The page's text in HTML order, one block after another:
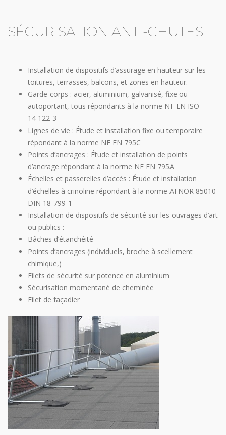
SÉCURISATION ANTI-CHUTES
Installation de dispositifs d’assurage en hauteur sur les
toitures, terrasses, balcons, et zones en hauteur.
Garde-corps : acier, aluminium, galvanisé, fixe ou
autoportant, tous répondants à la norme NF EN ISO
14 122-3
Lignes de vie : Étude et installation fixe ou temporaire
répondant à la norme NF EN 795C
Points d’ancrages : Étude et installation de points
d’ancrage répondant à la norme NF EN 795A
Échelles et passerelles d’accès : Étude et installation
d’échelles à crinoline répondant à la norme AFNOR 85010
DIN 18-799-1
Installation de dispositifs de sécurité sur les ouvrages d’art
ou publics :
Bâches d’étanchéité
Points d’ancrages (individuels, broche à scellement
chimique,)
Filets de sécurité sur potence en aluminium
Sécurisation momentané de cheminée
Filet de façadier